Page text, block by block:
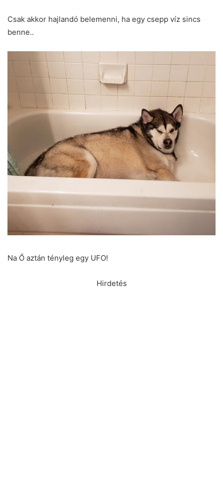
Csak akkor hajlandó belemenni, ha egy csepp víz sincs
benne..
Na Ő aztán tényleg egy UFO!
Hirdetés